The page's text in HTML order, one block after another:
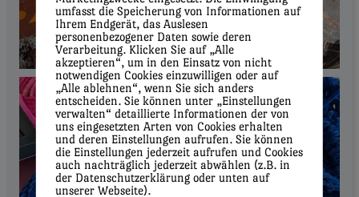
umfasst die Speicherung von Informationen auf
Ihrem Endgerät, das Auslesen
personenbezogener Daten sowie deren
Verarbeitung. Klicken Sie auf „Alle
akzeptieren“, um in den Einsatz von nicht
notwendigen Cookies einzuwilligen oder auf
„Alle ablehnen“, wenn Sie sich anders
entscheiden. Sie können unter „Einstellungen
verwalten“ detaillierte Informationen der von
uns eingesetzten Arten von Cookies erhalten
und deren Einstellungen aufrufen. Sie können
die Einstellungen jederzeit aufrufen und Cookies
auch nachträglich jederzeit abwählen (z.B. in
der Datenschutzerklärung oder unten auf
unserer Webseite).